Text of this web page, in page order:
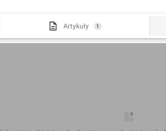
Artykuły 1